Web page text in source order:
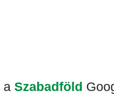
a Szabadföld